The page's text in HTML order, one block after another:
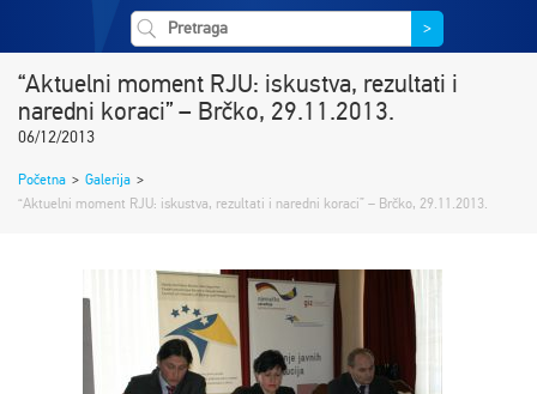
>
“Aktuelni moment RJU: iskustva, rezultati i
naredni koraci” – Brčko, 29.11.2013.
06/12/2013
Početna > Galerija >
“Aktuelni moment RJU: iskustva, rezultati i naredni koraci” – Brčko, 29.11.2013.